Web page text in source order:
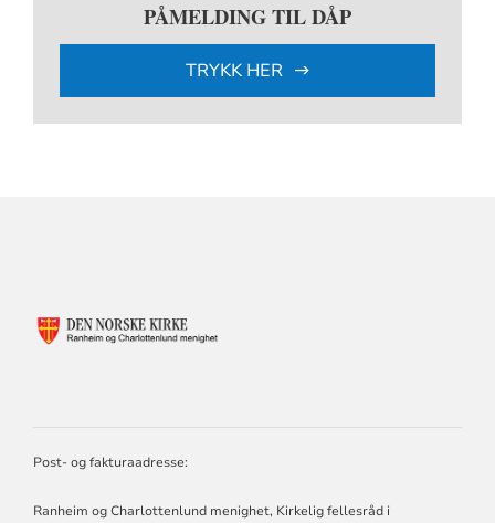
PÅMELDING TIL DÅP
TRYKK HER
Post- og fakturaadresse:
Ranheim og Charlottenlund menighet, Kirkelig fellesråd i